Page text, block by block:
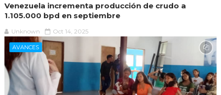
Venezuela incrementa producción de crudo a
1.105.000 bpd en septiembre
Unknown Oct 14, 2025
AVANCES